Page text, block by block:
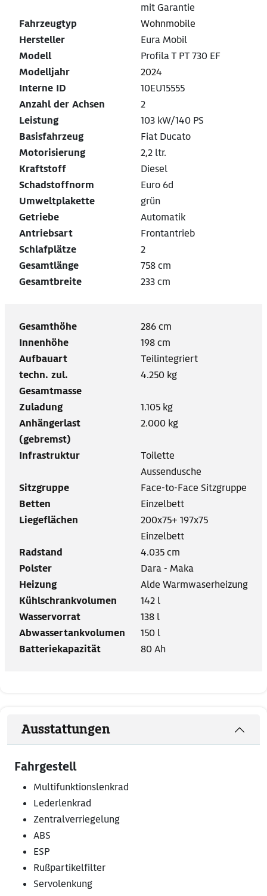
mit Garantie
Fahrzeugtyp
Wohnmobile
Hersteller
Eura Mobil
Modell
Profila T PT 730 EF
Modelljahr
2024
Interne ID
10EU15555
Anzahl der Achsen
2
Leistung
103 kW/140 PS
Basisfahrzeug
Fiat Ducato
Motorisierung
2,2 ltr.
Kraftstoff
Diesel
Schadstoffnorm
Euro 6d
Umweltplakette
grün
Getriebe
Automatik
Antriebsart
Frontantrieb
Schlafplätze
2
Gesamtlänge
758 cm
Gesamtbreite
233 cm
Gesamthöhe
286 cm
Innenhöhe
198 cm
Aufbauart
Teilintegriert
techn. zul.
Gesamtmasse
4.250 kg
Zuladung
1.105 kg
Anhängerlast
(gebremst)
2.000 kg
Infrastruktur
Toilette
Aussendusche
Sitzgruppe
Face-to-Face Sitzgruppe
Betten
Einzelbett
Liegeflächen
200x75+ 197x75
Einzelbett
Radstand
4.035 cm
Polster
Dara - Maka
Heizung
Alde Warmwaserheizung
Kühlschrankvolumen
142 l
Wasservorrat
138 l
Abwassertankvolumen
150 l
Batteriekapazität
80 Ah
Ausstattungen
Fahrgestell
Multifunktionslenkrad
Lederlenkrad
Zentralverriegelung
ABS
ESP
Rußpartikelfilter
Servolenkung